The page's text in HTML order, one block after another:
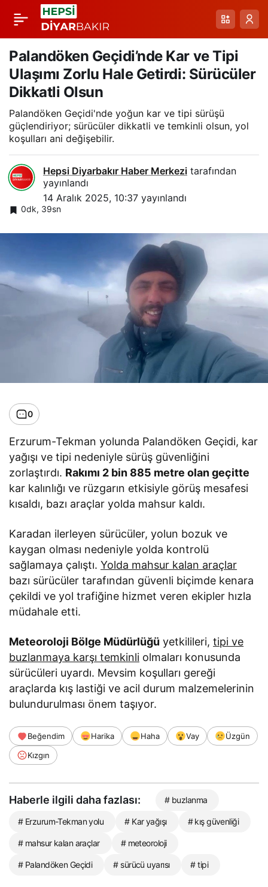
Palandöken Geçidi’nde Kar ve Tipi
Ulaşımı Zorlu Hale Getirdi: Sürücüler
Dikkatli Olsun
Palandöken Geçidi'nde yoğun kar ve tipi sürüşü
güçlendiriyor; sürücüler dikkatli ve temkinli olsun, yol
koşulları ani değişebilir.
Hepsi Diyarbakır Haber Merkezi tarafından
yayınlandı
14 Aralık 2025, 10:37 yayınlandı
0dk, 39sn
0
Erzurum-Tekman yolunda Palandöken Geçidi, kar
yağışı ve tipi nedeniyle sürüş güvenliğini
zorlaştırdı. Rakımı 2 bin 885 metre olan geçitte
kar kalınlığı ve rüzgarın etkisiyle görüş mesafesi
kısaldı, bazı araçlar yolda mahsur kaldı.
Karadan ilerleyen sürücüler, yolun bozuk ve
kaygan olması nedeniyle yolda kontrolü
sağlamaya çalıştı.Yolda mahsur kalan araçlar
bazı sürücüler tarafından güvenli biçimde kenara
çekildi ve yol trafiğine hizmet veren ekipler hızla
müdahale etti.
Meteoroloji Bölge Müdürlüğü yetkilileri,tipi ve
buzlanmaya karşı temkinli olmaları konusunda
sürücüleri uyardı. Mevsim koşulları gereği
araçlarda kış lastiği ve acil durum malzemelerinin
bulundurulması önem taşıyor.
Beğendim Harika Haha Vay
Üzgün
Kızgın
Haberle ilgili daha fazlası: # buzlanma
# Erzurum-Tekman yolu # Kar yağışı # kış güvenliği
# mahsur kalan araçlar # meteoroloji
# Palandöken Geçidi # sürücü uyarısı # tipi
Kapsama Genişleyen
Karla Mücadele: 26
Yerleşim Yeri İçin
Yollar Yeniden
Ulaşıma Açıldı
Paylaş